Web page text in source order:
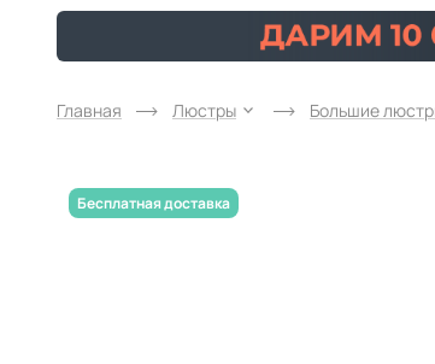
Главная Люстры Большие